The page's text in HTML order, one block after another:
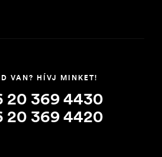
VAN? HÍVJ MINKET!
20 369 4430
20 369 4420